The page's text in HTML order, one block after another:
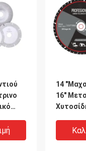
14
16"